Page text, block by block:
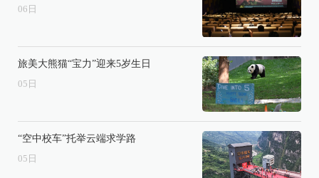
06 日
旅美大熊猫“宝力”迎来5岁生日
05 日
“空中校车”托举云端求学路
05 日